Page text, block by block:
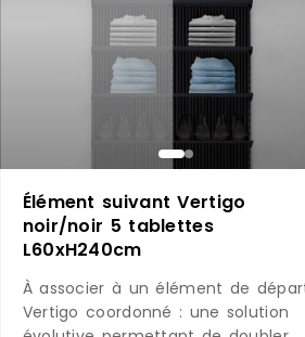
Élément suivant Vertigo
noir/noir 5 tablettes
L60xH240cm
À associer à un élément de
Vertigo coordonné : une solution